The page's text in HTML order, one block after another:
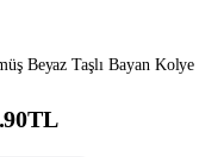
Beyaz Taşlı Bayan Kolye
TL